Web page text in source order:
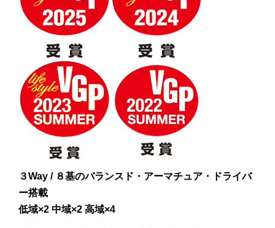
３Way / ８基のバランスド・アーマチュア・ドライバ
ー搭載
低域×2 中域×2 高域×4